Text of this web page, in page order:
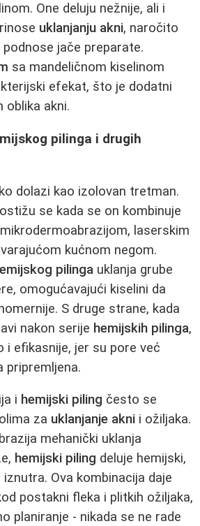
One deluju nežnije, ali i
uklanjanju akni, naročito
jače preparate.
sa mandeličnom kiselinom
efekat, što je dodatni
oblika akni.
pilinga i drugih
dolazi kao izolovan tretman.
se kada se on kombinuje
laserskim
kućnom negom.
pilinga uklanja grube
omogućavajući kiselini da
S druge strane, kada
nakon serije hemijskih pilinga,
i efikasnije, jer su pore već
pripremljena.
i hemijski piling često se
za uklanjanje akni i ožiljaka.
mehanički uklanja
hemijski piling deluje hemijski,
Ova kombinacija daje
postakni fleka i plitkih ožiljaka,
planiranje - nikada se ne rade